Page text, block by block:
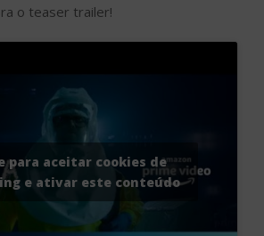
o teaser trailer!
para aceitar cookies de
e ativar este conteúdo